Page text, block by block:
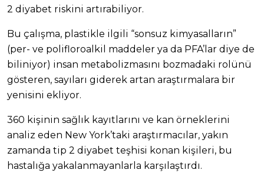
2 diyabet riskini artırabiliyor.
Bu çalışma, plastikle ilgili “sonsuz kimyasalların”
(per- ve polifloroalkil maddeler ya da PFA’lar diye de
biliniyor) insan metabolizmasını bozmadaki rolünü
gösteren, sayıları giderek artan araştırmalara bir
yenisini ekliyor.
360 kişinin sağlık kayıtlarını ve kan örneklerini
analiz eden New York’taki araştırmacılar, yakın
zamanda tip 2 diyabet teşhisi konan kişileri, bu
hastalığa yakalanmayanlarla karşılaştırdı.